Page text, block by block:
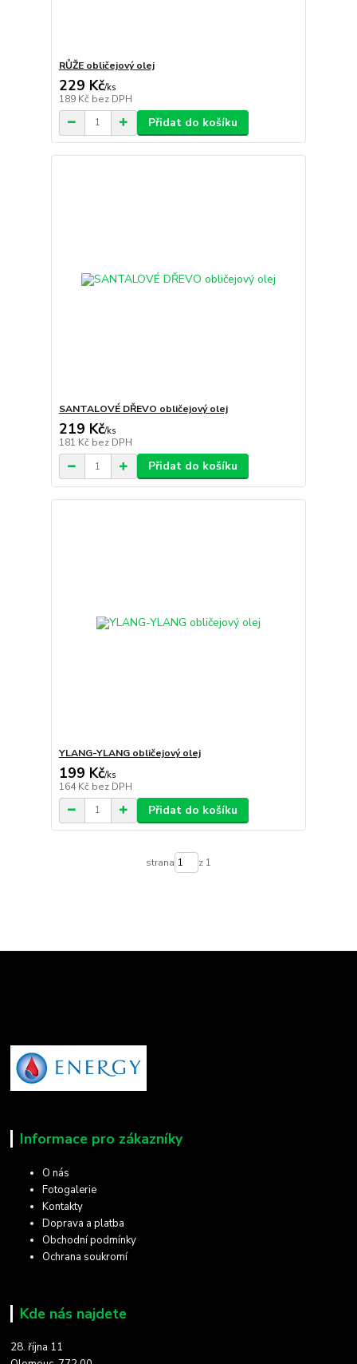
RŮŽE obličejový olej
229 Kč/ks
189 Kč bez DPH
Přidat do košíku
SANTALOVÉ DŘEVO obličejový olej
219 Kč/ks
181 Kč bez DPH
Přidat do košíku
YLANG-YLANG obličejový olej
199 Kč/ks
164 Kč bez DPH
Přidat do košíku
strana z 1
Informace pro zákazníky
O nás
Fotogalerie
Kontakty
Doprava a platba
Obchodní podmínky
Ochrana soukromí
Kde nás najdete
28. října 11